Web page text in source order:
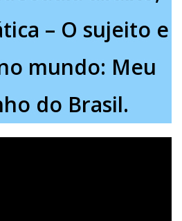
– O sujeito e
mundo: Meu
do Brasil.